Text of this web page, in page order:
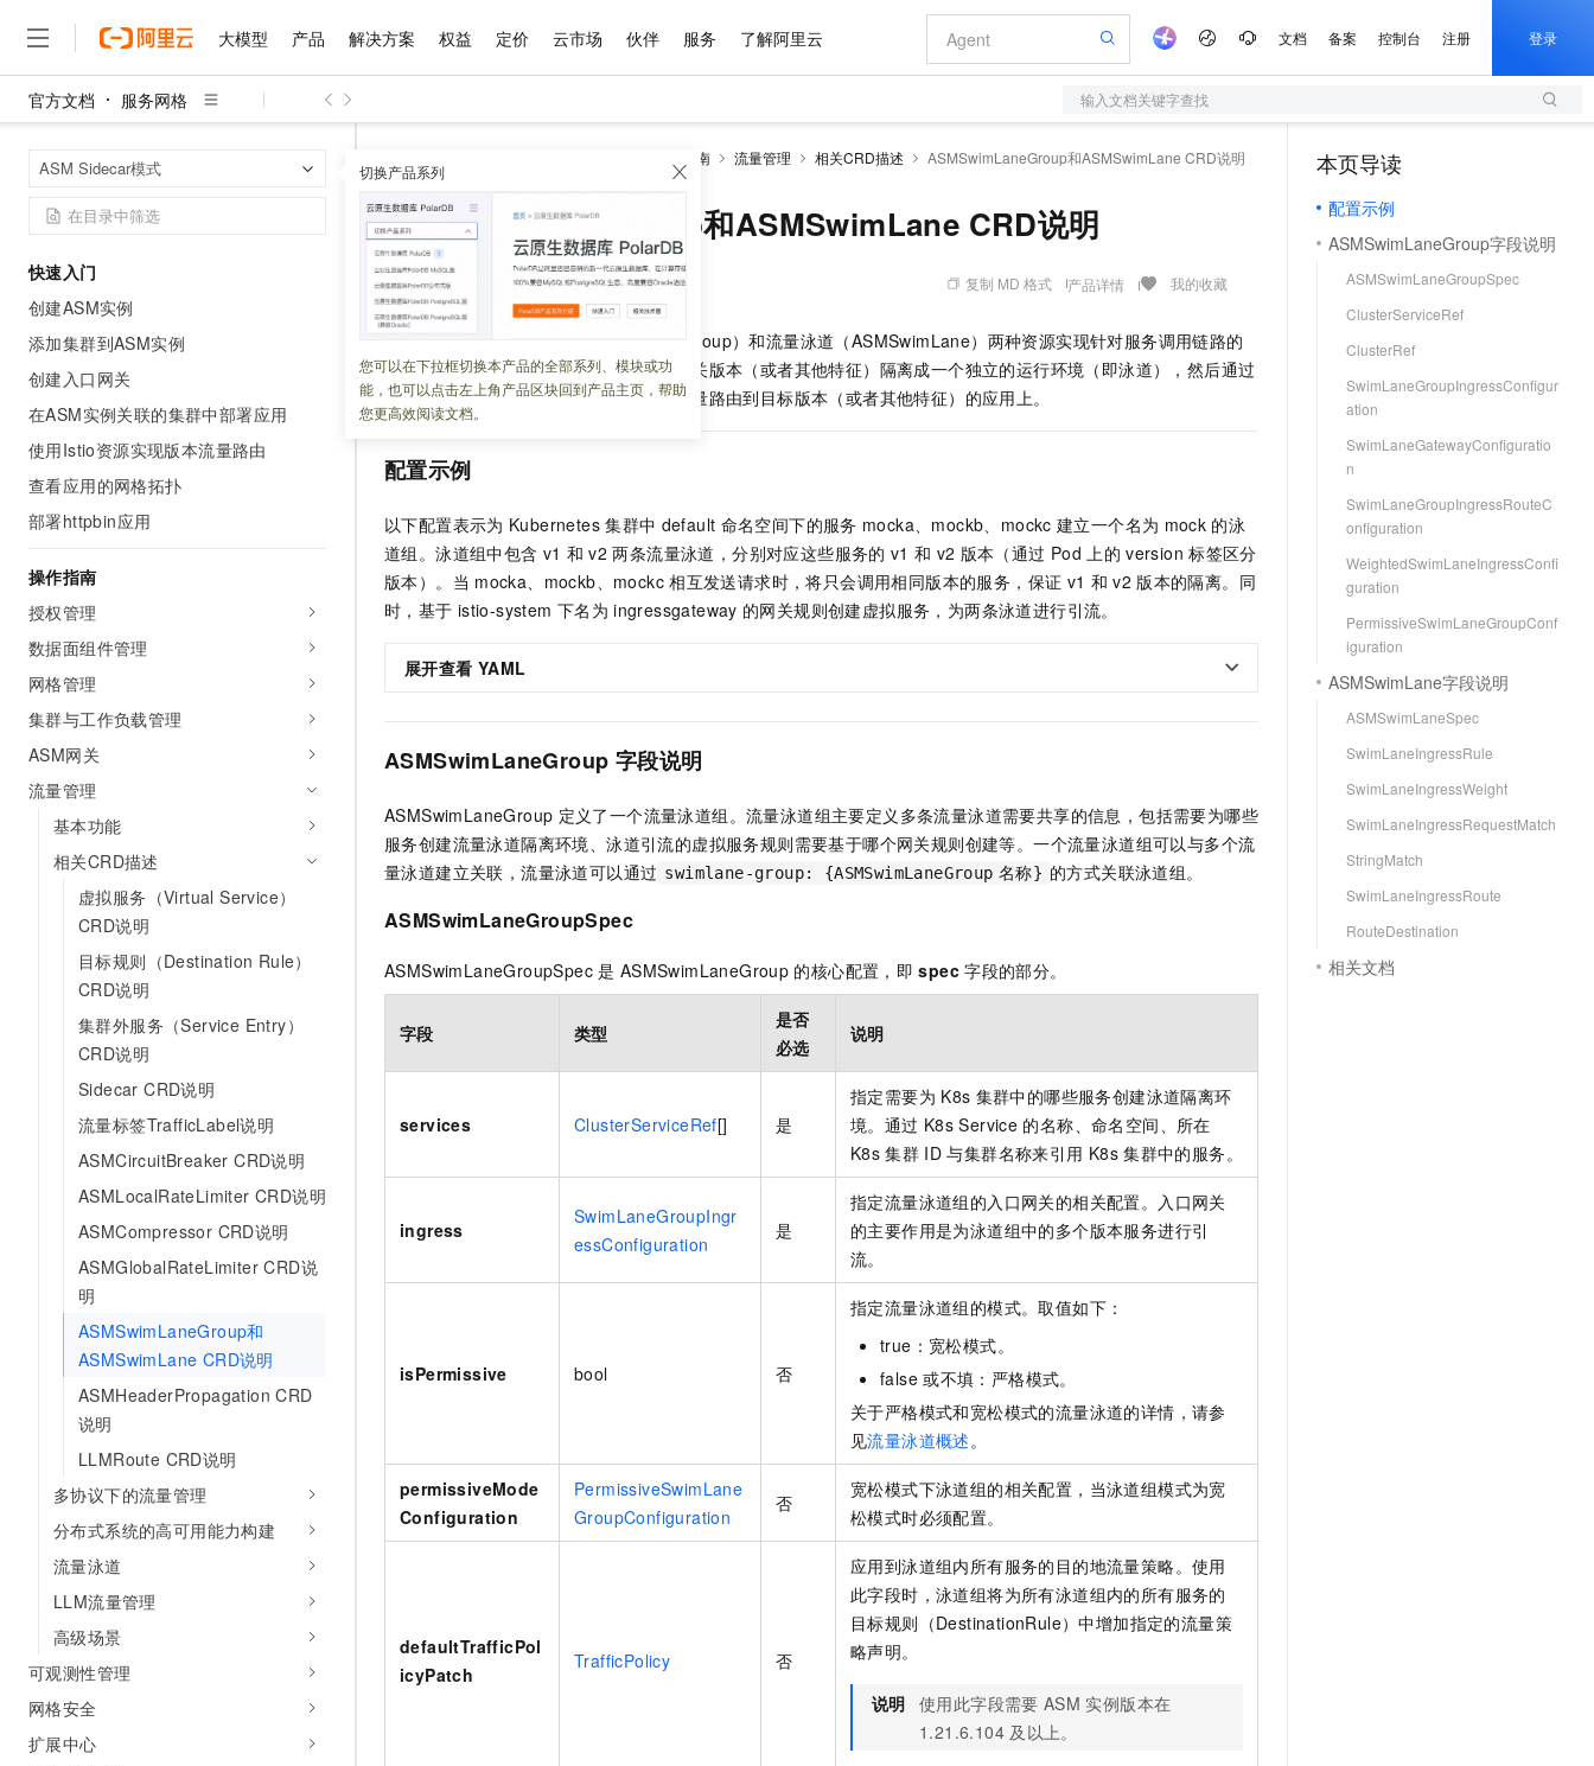
大模型 产品 解决方案 权益 定价 云市场 伙伴 服务 了解阿里云 文档 备案 控制台 注册 登录
官方文档 服务网格 输入文档关键字查找
ASM Sidecar模式 切换产品系列
您可以在下拉框切换本产品的全部系列、模块或功
能，也可以点击左上角产品区块回到产品主页，帮助
您更高效阅读文档。
快速入门
创建ASM实例
添加集群到ASM实例
创建入口网关
在ASM实例关联的集群中部署应用
使用Istio资源实现版本流量路由
查看应用的网格拓扑
部署httpbin应用
操作指南
授权管理
数据面组件管理
网格管理
集群与工作负载管理
ASM网关
流量管理
基本功能
相关CRD描述
虚拟服务（Virtual Service）
CRD说明
目标规则（Destination Rule）
CRD说明
集群外服务（Service Entry）
CRD说明
Sidecar CRD说明
流量标签TrafficLabel说明
ASMCircuitBreaker CRD说明
ASMLocalRateLimiter CRD说明
ASMCompressor CRD说明
ASMGlobalRateLimiter CRD说
明
ASMSwimLaneGroup和
ASMSwimLane CRD说明
ASMHeaderPropagation CRD
说明
LLMRoute CRD说明
多协议下的流量管理
分布式系统的高可用能力构建
流量泳道
LLM流量管理
高级场景
可观测性管理
网格安全
扩展中心
操作指南 流量管理 相关CRD描述 ASMSwimLaneGroup和ASMSwimLane CRD说明
ASMSwimLaneGroup和ASMSwimLane CRD说明
更新时间： 2024-09-11 02:10:11 复制 MD 格式 产品详情 我的收藏
通过流量泳道组（ASMSwimLaneGroup）和流量泳道（ASMSwimLane）两种资源实现针对服务调用链路的
流量泳道能力。流量泳道能够将应用的相关版本（或者其他特征）隔离成一个独立的运行环境（即泳道），然后通过
设置泳道引流规则，将满足规则的请求流量路由到目标版本（或者其他特征）的应用上。
配置示例
以下配置表示为 Kubernetes 集群中 default 命名空间下的服务 mocka、mockb、mockc 建立一个名为 mock 的泳
道组。泳道组中包含 v1 和 v2 两条流量泳道，分别对应这些服务的 v1 和 v2 版本（通过 Pod 上的 version 标签区分
版本）。当 mocka、mockb、mockc 相互发送请求时，将只会调用相同版本的服务，保证 v1 和 v2 版本的隔离。同
时，基于 istio-system 下名为 ingressgateway 的网关规则创建虚拟服务，为两条泳道进行引流。
展开查看 YAML
ASMSwimLaneGroup 字段说明
ASMSwimLaneGroup 定义了一个流量泳道组。流量泳道组主要定义多条流量泳道需要共享的信息，包括需要为哪些
服务创建流量泳道隔离环境、泳道引流的虚拟服务规则需要基于哪个网关规则创建等。一个流量泳道组可以与多个流
量泳道建立关联，流量泳道可以通过 swimlane-group: {ASMSwimLaneGroup 名称} 的方式关联泳道组。
ASMSwimLaneGroupSpec
ASMSwimLaneGroupSpec 是 ASMSwimLaneGroup 的核心配置，即 spec 字段的部分。
字段 类型
是否
必选
说明
services ClusterServiceRef[] 是
指定需要为 K8s 集群中的哪些服务创建泳道隔离环
境。通过 K8s Service 的名称、命名空间、所在
K8s 集群 ID 与集群名称来引用 K8s 集群中的服务。
ingress
SwimLaneGroupIngr
essConfiguration
是
指定流量泳道组的入口网关的相关配置。入口网关
的主要作用是为泳道组中的多个版本服务进行引
流。
isPermissive bool 否
指定流量泳道组的模式。取值如下：
true：宽松模式。
false 或不填：严格模式。
关于严格模式和宽松模式的流量泳道的详情，请参
见流量泳道概述 。
permissiveMode
Configuration
PermissiveSwimLane
GroupConfiguration
否
宽松模式下泳道组的相关配置，当泳道组模式为宽
松模式时必须配置。
defaultTrafficPol
icyPatch
TrafficPolicy 否
应用到泳道组内所有服务的目的地流量策略。使用
此字段时，泳道组将为所有泳道组内的所有服务的
目标规则（DestinationRule）中增加指定的流量策
略声明。
说明 使用此字段需要 ASM 实例版本在
1.21.6.104 及以上。
本页导读
配置示例
ASMSwimLaneGroup字段说明
ASMSwimLaneGroupSpec
ClusterServiceRef
ClusterRef
SwimLaneGroupIngressConfigur
ation
SwimLaneGatewayConfiguratio
n
SwimLaneGroupIngressRouteC
onfiguration
WeightedSwimLaneIngressConfi
guration
PermissiveSwimLaneGroupConf
iguration
ASMSwimLane字段说明
ASMSwimLaneSpec
SwimLaneIngressRule
SwimLaneIngressWeight
SwimLaneIngressRequestMatch
StringMatch
SwimLaneIngressRoute
RouteDestination
相关文档
大模型
大模型服务平台百炼
大模型
文本生成
Qwen3.8-Max HOT
智能体时代全能旗舰模型
能看、能想、能动手的多模态智能体模型
Qwen3-VL-Plus
视觉 Coding、空间感知、多模态思考等全面升级
Kimi-K3 NEW
Kimi 最新旗舰模型，长程编程与推理利器
GLM-5.2
1M上下文，专为长程任务能力而生
HappyHorse-1.1-T2V
让文字生成流畅细腻的高质量视频
Wan2.7-T2V
文戏情感细腻自然，动作戏激烈拳拳到肉，实现更强表演能力
语音识别与合成
离线语音合成大模型，多语言方言自适应，低延迟高稳定
Cosyvoice-V3-Flash
Fun-ASR
千问AI平台-Token Plan
千问AI平台-模型体验
Happy 系列大模型
新一代 AI 视频生成模型，深度适配广告营销等场景
大模型服务平台百炼-智能体
人工智能平台 PAI
AI Native 的算法工程平台，一站式完成建模、训练、推理服务部署
秒悟
云端极速 AI 应用创作平台
千问办公 NEW
一站式AI生产力平台
大模型服务平台百炼 - 全妙
多模态内容创作工具，已接入 DeepSeek
快速部署 Dify，高效搭建 AI 应用
依托云原生高可用架构,实现Dify私有化部署
10 分钟在聊天系统中增加一个 AI 助手
10分钟微调：让0.6B模型媲美235B模型
即刻拥有 DeepSeek-R1 满血版
多种方案随心选，轻松解锁专属 DeepSeek
多模态数据信息提取
超强辅助，Bolt.diy 一步搞定创意建站
通过自然语言交互简化开发流程,全栈开发支持
产品
精选产品
人工智能与机器学习
容器
存储
网络与CDN
中间件
数据库
媒体服务
企业服务与云通信
域名与网站
终端用户计算
开发工具
迁移与运维管理
专有云
精选产品
大模型服务平台百炼
大模型服务与应用平台
千问大模型
多元化、高性能、安全可靠的大模型服务
无影云电脑
随时随地安全接入的云上超级电脑
云解析DNS
云原生大数据计算服务 MaxCompute
域名与网站
提供智能易用的域名与建站服务
对象存储 OSS
人工智能平台 PAI 大模型
一站式AI开发、训练和推理服务
Qoder CN
安全可靠、弹性可伸缩的云计算服务
全托管，含MySQL、PostgreSQL、SQL Server、MariaDB多引擎
Qoder
面向真实软件的智能体编程平台
云原生数据库 PolarDB
轻量应用服务器
数字证书管理服务（原SSL证书）
实现全站HTTPS，呈现可信的WEB访问
大数据开发治理平台 DataWorks
解决方案
精选解决方案
AI
大数据
现代化应用
可观测
上云与迁云
企业出海
政企业务
精选解决方案
睿译宝，AI翻译排版一步到位
上传文档即自动完成翻译和格式还原
GLM-5.2：长任务时代开源旗舰模型
真正可用的 1M 上下文,一次完成代码全链路开发
Hermes Agent，打造自进化智能体
自主进化，持久记忆，越用越聪明
快速拥有专属 OpenClaw
即刻拥有 DeepSeek-V4-Pro
轻松解锁专属 DeepSeek-V4-Pro
5 分钟轻松部署专属 QwenPaw
Claude Code + GStack 打造工程团队
输入一句话想法, 轻松生成专业的 PPT
一键购买专属联机服务器，轻松开启游戏
高效搭建 AI 智能体与工作流应用
通过阿里云百炼高效搭建AI应用,助力高效开发
低代码高效构建企业门户网站
Agency Agents：拥有专属领域专家
HappyHorse 打造一站式影视创作平台
可视化编排打通从文字构思到成片全链路闭环
快速生产连贯的高质量长漫剧
10 分钟搭建微信、支付宝小程序
权益 普惠上云
普惠上云 官方力荐
云服务器38元/年起，超值低价云产品抢先购
官方推荐返现计划
推荐新用户得奖励，单订单最高返9万
云工开物
高校专属算力普惠，学生认证享300元代金券
免费试用
解决方案免费试用 新老同享
AI 产品 免费试用
1亿+ 大模型 tokens 和 30+ 款产品免费体验
140+云产品 免费试用
AI 特惠
智启 AI 普惠权益
至高享 1亿+免费 tokens，加速 Al 应用落地
阿里云 OPC 创新助力计划
至高百万元 Token 补贴，加速一人公司成长
Token Plan 模型订阅计划
Qwen3.8-Max 首发尝鲜，限时加量 10 倍，夜间低至2折
千问办公，限时限量积分加倍 NEW
Night Plan 支持 Qwen 3.8-Max NEW
夜间 5 折，Qwen/Meoo/TokenPlan 客户专享
AI 场景体验
智能编程，一键开启高性价比 AI 编程新体验
从图文生成到视频创作，一键激活电商全链路生产力
AI 广告创作
图文、视频一站生成，高效打造优质广告素材
AI 建站
AI 办公
AI智能应用，一键激活高效办公新体验
智能客服
AI 活动
AI 生产力先锋
先锋实践拓展 AI 生产力的边界
飞天发布时刻
所见，即是所愿
从基础到进阶，Agent 创客手把手教你
上云场景组合购
覆盖90%+业务场景，专享组合折扣价
精选AI产品，从模型到应用全链提效
AI 用量加速计划
新老同享，达量后返
定价 产品定价
了解云产品的定价详情
云上成本管理
管理和优化成本
价格计算器
自助选配和估算价格
价格优势
推动算力普惠，释放技术红利
配置报价器
一站式生成采购清单，支持单品或批量购买
阿里云 OPC 创新助力计划
Token 补贴，五大权
益加速 OPC 成功
云市场 精选商城
网站建设
多端小程序
Salesforce 国际版订阅
友盟天域
观测云
Tuya 物联网平台阿里云版
电子合同
畅捷通
Tableau 订阅
AI空中课堂在线直播课堂（旗舰版）
生态解决方案
开发者生态解决方案
AI 开发和 AI 应用解决方案
数据与 API
数据集
手机三要素
身份实名认证
短信
OCR 文字识别
发票查验
天气预报查询
企业应用
ERP
400电话
广告营销
基础软件
宝塔 Linux
JAVA
全能环境
Ubuntu
Red Hat
SUSE
模板小程序
定制小程序
专业服务
主机安全
AI 应用及服务市场
自然语言处理
机器学习
伙伴 成为销售伙伴
分销伙伴
咨询伙伴
销售伙伴合作计划
Salesforce On Alibaba Cloud
Consulting Partner 合作计划
成为产品伙伴
产品生态集成认证中心
产品生态伙伴
产品生态伙伴工作台
产品伙伴合作计划
弹性计算合作计划
云网络合作计划
Salesforce On Alibaba Cloud ISV 合作
服务生态伙伴
服务伙伴合作计划
Al MaaS 服务伙伴赋能合作
伙伴信用分合作计划
更多支持
合作伙伴培训与认证
查询合作伙伴
服务 售前咨询
在线服务
售后服务
自助服务
工单服务
短信专区
企业增值服务
企业支持计划
专家技术服务
企业增值服务台
企业成长
服务实践
阿里云认证
全部认证
信息公告
官网公告
开发者社区
了解阿里云 为什么选择阿里云
什么是云计算
技术领先
稳定可靠
安全合规
分析师报告
研究报告与白皮书
天池大赛
AI 算法大赛
云开发大赛
入门学习赛
最佳实践
云上春晚
云上奥运之旅
云栖战略参考
云上的中国
看见新力量
金融模力时刻
客户案例
市场活动
阿里云中企出海大会
魔搭 ModelScope
云工开物
科研合作
加入我们